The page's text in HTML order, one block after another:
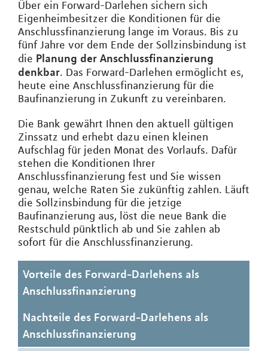
Über ein Forward-Darlehen sichern sich
Eigenheimbesitzer die Konditionen für die
Anschlussfinanzierung lange im Voraus. Bis zu
fünf Jahre vor dem Ende der Sollzinsbindung ist
die Planung der Anschlussfinanzierung
denkbar. Das Forward-Darlehen ermöglicht es,
heute eine Anschlussfinanzierung für die
Baufinanzierung in Zukunft zu vereinbaren.
Die Bank gewährt Ihnen den aktuell gültigen
Zinssatz und erhebt dazu einen kleinen
Aufschlag für jeden Monat des Vorlaufs. Dafür
stehen die Konditionen Ihrer
Anschlussfinanzierung fest und Sie wissen
genau, welche Raten Sie zukünftig zahlen. Läuft
die Sollzinsbindung für die jetzige
Baufinanzierung aus, löst die neue Bank die
Restschuld pünktlich ab und Sie zahlen ab
sofort für die Anschlussfinanzierung.
Vorteile des Forward-Darlehens als
Anschlussfinanzierung
Nachteile des Forward-Darlehens als
Anschlussfinanzierung